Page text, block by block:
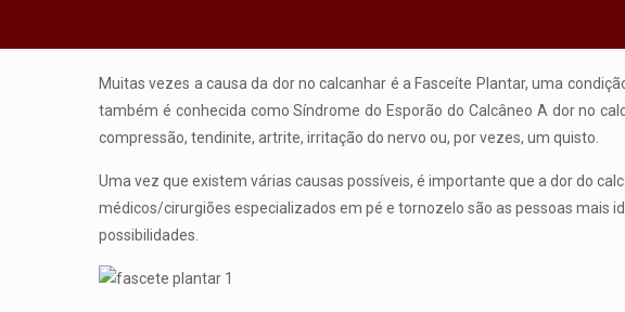
Muitas vezes a causa da dor no calcanhar é a Fasceíte Plantar, uma
também é conhecida como Síndrome do Esporão do Calcâneo A dor no
compressão, tendinite, artrite, irritação do nervo ou, por vezes, um quisto.
Uma vez que existem várias causas possíveis, é importante que a dor do
médicos/cirurgiões especializados em pé e tornozelo são as pessoas mais
possibilidades.